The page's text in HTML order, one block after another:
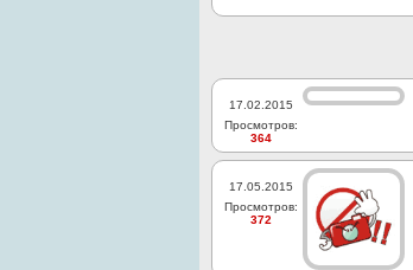
17.02.2015
Просмотров:
364
17.05.2015
Просмотров:
372